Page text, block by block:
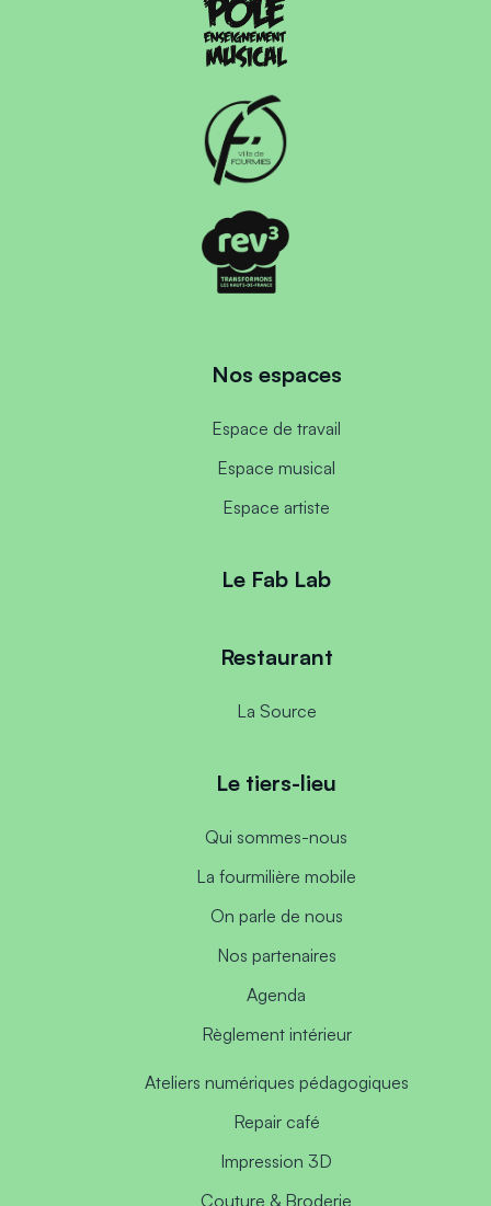
Nos espaces
Espace de travail
Espace musical
Espace artiste
Le Fab Lab
Restaurant
La Source
Le tiers-lieu
Qui sommes-nous
La fourmilière mobile
On parle de nous
Nos partenaires
Agenda
Règlement intérieur
Ateliers numériques pédagogiques
Repair café
Impression 3D
Couture & Broderie